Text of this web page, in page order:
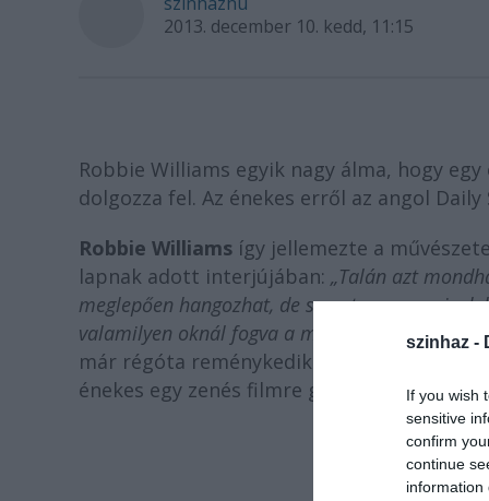
szinhaz -
If you wish
sensitive
confirm
continue
information
2013. december 10. kedd, 11:15
Robbie Williams egyik nagy álma, hogy
dolgozza fel. Az énekes erről az angol
Robbie Williams így jellemezte a
lapnak adott interjújában: „Talán azt
meglepően hangozhat, de szeretem a
valamilyen oknál fogva a melegekhez kötnek"
már régóta reménykedik abban, hogy
énekes egy zenés filmre gondol, amelyben